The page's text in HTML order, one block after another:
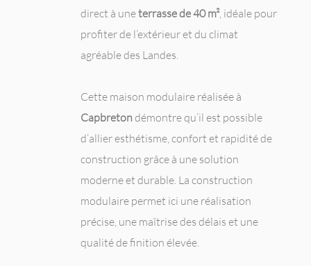
direct à uneterrasse de 40 m², idéale pour
profiter de l’extérieur et du climat
agréable des Landes.
Cette maison modulaire réalisée à
Capbretondémontre qu’il est possible
d’allier esthétisme, confort et rapidité de
construction grâce à une solution
moderne et durable. La construction
modulaire permet ici une réalisation
précise, une maîtrise des délais et une
qualité de finition élevée.